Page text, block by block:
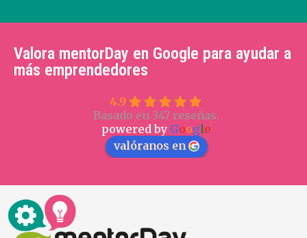
Valora mentorDay en Google para ayudar a
más emprendedores
4.9
Basado en 347 reseñas.
powered by Google
valóranos en